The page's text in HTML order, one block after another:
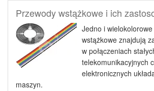
Przewody wstążkowe i ich
Jedno i
wstążkowe znajdują
w połączeniach
telekomunikacyjnych
elektronicznych
maszyn.